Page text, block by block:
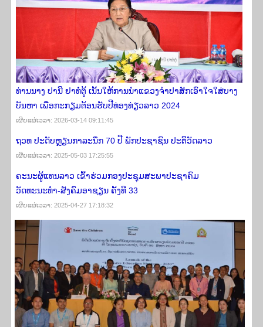
ທ່ານນາງ ປານີ ຢາທໍ່ຕູ້ ເນັ້ນໃຫ້ການນຳແຂວງຈໍາປາສັກເອົາໃຈໃສ່ບາງ
ບັນຫາ ເພື່ອກະກຽມຕ້ອນຮັບປີທ່ອງທ່ຽວລາວ 2024
ເຜີຍ​ແຜ່​ເວ​ລາ: 2026-03-14 09:11:45
ຖວທ ປະດັບຫຼຽນກາລະນຶກ 70 ປີ ພັກປະຊາຊົນ ປະຕິວັດລາວ
ເຜີຍ​ແຜ່​ເວ​ລາ: 2025-05-03 17:25:55
ຄະນະຜູ້ແທນລາວ ເຂົ້າຮ່ວມກອງປະຊຸມສະພາປະຊາຄົມ
ວັດທະນະທຳ-ສັງຄົມອາຊຽນ ຄັ້ງທີ 33
ເຜີຍ​ແຜ່​ເວ​ລາ: 2025-04-27 17:18:32